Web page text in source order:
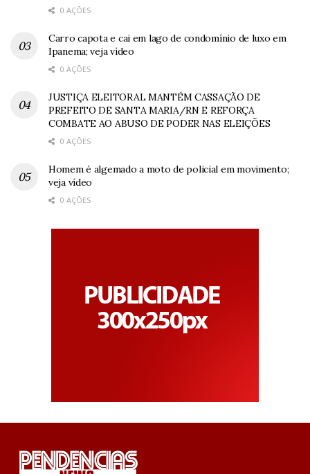
0 AÇÕES
Carro capota e cai em lago de condomínio de luxo em
Ipanema; veja vídeo
0 AÇÕES
JUSTIÇA ELEITORAL MANTÉM CASSAÇÃO DE
PREFEITO DE SANTA MARIA/RN E REFORÇA
COMBATE AO ABUSO DE PODER NAS ELEIÇÕES
0 AÇÕES
Homem é algemado a moto de policial em movimento;
veja vídeo
0 AÇÕES